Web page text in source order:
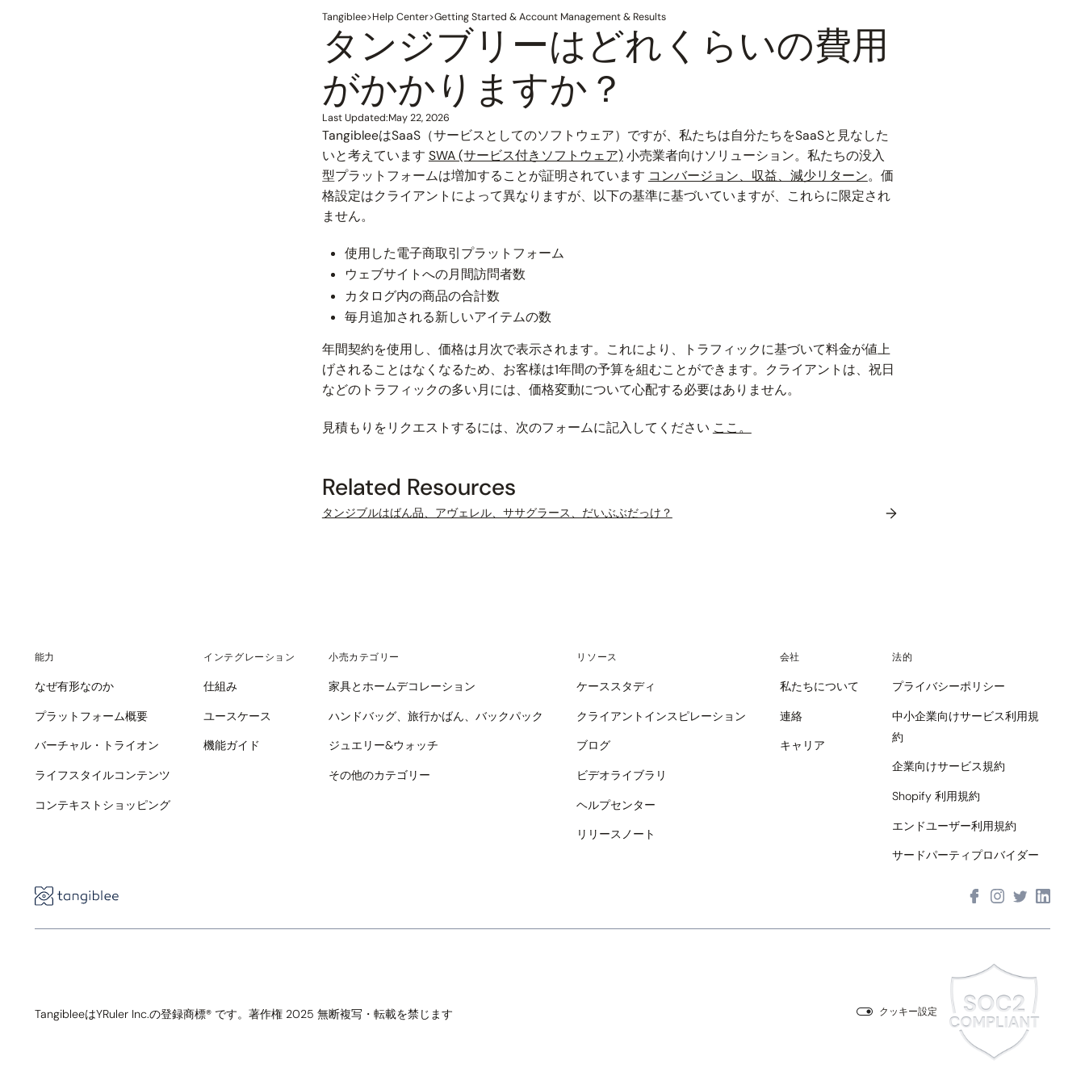
Tangiblee>Help Center>Getting Started & Account Management & Results
タンジブリーはどれくらいの費用
がかかりますか？
Last Updated:May 22, 2026
TangibleeはSaaS（サービスとしてのソフトウェア）ですが、私たちは自分たちをSaaSと見なした
いと考えています SWA (サービス付きソフトウェア) 小売業者向けソリューション。私たちの没入
型プラットフォームは増加することが証明されています コンバージョン、収益、減少リターン。価
格設定はクライアントによって異なりますが、以下の基準に基づいていますが、これらに限定され
ません。
使用した電子商取引プラットフォーム
ウェブサイトへの月間訪問者数
カタログ内の商品の合計数
毎月追加される新しいアイテムの数
年間契約を使用し、価格は月次で表示されます。これにより、トラフィックに基づいて料金が値上
げされることはなくなるため、お客様は1年間の予算を組むことができます。クライアントは、祝日
などのトラフィックの多い月には、価格変動について心配する必要はありません。
見積もりをリクエストするには、次のフォームに記入してください ここ。
Related Resources
タンジブルはばん品、アヴェレル、ササグラース、だいぶぶだっけ？ →
能力
なぜ有形なのか
プラットフォーム概要
バーチャル・トライオン
ライフスタイルコンテンツ
コンテキストショッピング
インテグレーション
仕組み
ユースケース
機能ガイド
小売カテゴリー
家具とホームデコレーション
ハンドバッグ、旅行かばん、バックパック
ジュエリー&ウォッチ
その他のカテゴリー
リソース
ケーススタディ
クライアントインスピレーション
ブログ
ビデオライブラリ
ヘルプセンター
リリースノート
会社
私たちについて
連絡
キャリア
法的
プライバシーポリシー
中小企業向けサービス利用規
約
企業向けサービス規約
Shopify 利用規約
エンドユーザー利用規約
サードパーティプロバイダー
TangibleeはYRuler Inc.の登録商標® です。著作権 2025 無断複写・転載を禁じます クッキー設定